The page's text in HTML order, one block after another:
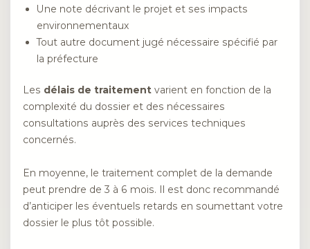
Une note décrivant le projet et ses impacts
environnementaux
Tout autre document jugé nécessaire spécifié par
la préfecture
Les délais de traitement varient en fonction de la
complexité du dossier et des nécessaires
consultations auprès des services techniques
concernés.
En moyenne, le traitement complet de la demande
peut prendre de 3 à 6 mois. Il est donc recommandé
d’anticiper les éventuels retards en soumettant votre
dossier le plus tôt possible.